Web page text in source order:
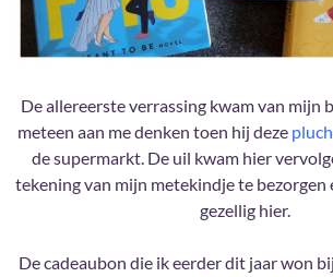
De allereerste verrassing kwam van mijn
meteen aan me denken toen hij deze
de supermarkt. De uil kwam hier
tekening van mijn metekindje te bezorgen
gezellig hier.
De cadeaubon die ik eerder dit jaar won bij